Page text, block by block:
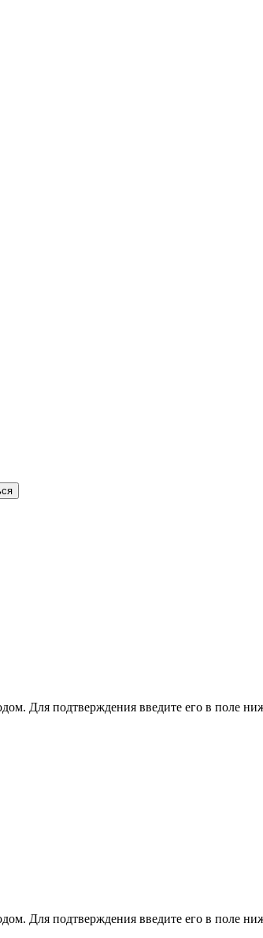
Для подтверждения введите его в поле
Для подтверждения введите его в поле